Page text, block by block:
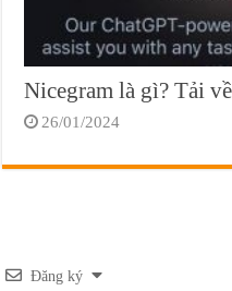
Nicegram là gì? Tải
26/01/2024
Đăng ký